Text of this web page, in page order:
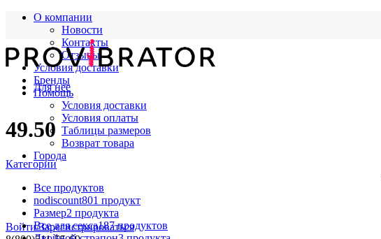
О компании
Новости
Контакты
Отзывы
Условия доставки
Бренды
Помощь
Условия доставки
Условия оплаты
Таблицы размеров
Возврат товара
Города
Войти/Зарегистрироваться
Для нее
49.50
Категории
Все продуктов
nodiscount801 продукт
Размер2 продукта
Все для секса187 продуктов